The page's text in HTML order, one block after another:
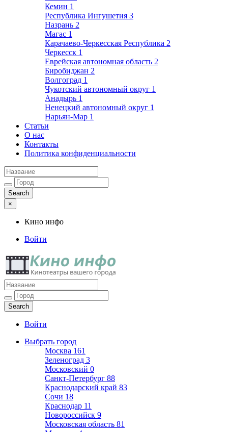
Кемин 1
Республика Ингушетия 3
Назрань 2
Магас 1
Карачаево-Черкесская Республика 2
Черкесск 1
Еврейская автономная область 2
Биробиджан 2
Волгоград 1
Чукотский автономный округ 1
Анадырь 1
Ненецкий автономный округ 1
Нарьян-Мар 1
Статьи
О нас
Контакты
Политика конфиденциальности
×
Кино инфо
Войти
Кино инфо
Кинотеатры вашего города
Войти
Выбрать город
Москва 161
Зеленоград 3
Московский 0
Санкт-Петербург 88
Краснодарский край 83
Сочи 18
Краснодар 11
Новороссийск 9
Московская область 81